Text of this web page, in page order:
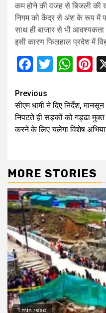
कम होने की वजह से बिजली की
निगम को केंद्र से अंश के रूप में
साथ ही बाजार से भी
इसी कारण फिलहाल प्रदेश में
Facebook
Twitter
Continue
Reading
Previous
सीएम धामी ने दिए निर्देश, मानसून
निपटते ही सड़कों को गड्ढा मुक्त
करने के लिए चलेगा विशेष
MORE STORIES
1 min read